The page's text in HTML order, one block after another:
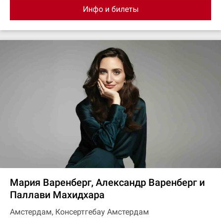
Инфо и билеты
Мария Варенберг, Александр Варенберг и
Паллави Махидхара
Амстердам, Консертгебау Амстердам